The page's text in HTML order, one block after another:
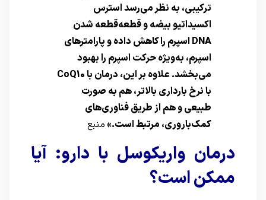
ترکیبی، به نظر می‌رسد استرس
اکسیداتیو بیضه و قطعه‌قطعه شدن
DNA اسپرم را کاهش داده و پارامترهای
اسپرم، به‌ویژه حرکت اسپرم را بهبود
می‌بخشد. علاوه بر این، درمان با CoQ10
با نرخ بارداری بالاتر، هم به صورت
طبیعی و هم از طریق فناوری‌های
کمک‌باروری، مرتبط است.» منبع
درمان واریکوسل با دارو: آیا
ممکن است؟